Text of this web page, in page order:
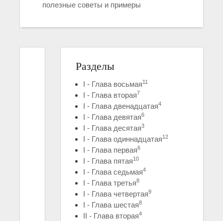
полезные советы и примеры
Разделы
I - Глава восьмая11
I - Глава вторая7
I - Глава двенадцатая4
I - Глава девятая6
I - Глава десятая3
I - Глава одиннадцатая12
I - Глава первая6
I - Глава пятая10
I - Глава седьмая4
I - Глава третья8
I - Глава четвертая9
I - Глава шестая8
II - Глава вторая4